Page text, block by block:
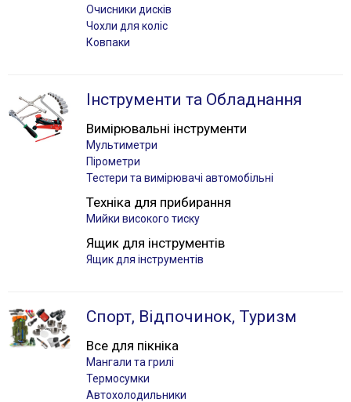
Очисники дисків
Чохли для коліс
Ковпаки
Інструменти та Обладнання
Вимірювальні інструменти
Мультиметри
Пірометри
Тестери та вимірювачі автомобільні
Техніка для прибирання
Мийки високого тиску
Ящик для інструментів
Ящик для інструментів
Спорт, Відпочинок, Туризм
Все для пікніка
Мангали та грилі
Термосумки
Автохолодильники